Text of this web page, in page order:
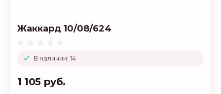
В наличии: 14
Жаккард 10/08/624
1 105 руб.